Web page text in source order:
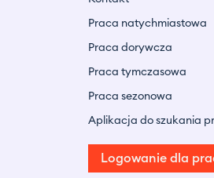
Praca natychmiastowa
Praca dorywcza
Praca tymczasowa
Praca sezonowa
Aplikacja do szukania
Logowanie dla